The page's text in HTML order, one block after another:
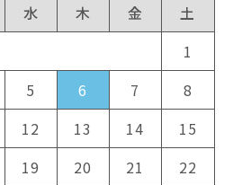
水 木 金
土
1
5 6 7
8
12 13 14
15
19 20 21
22